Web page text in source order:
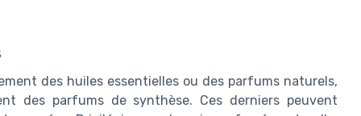
des huiles essentielles ou des parfums naturels,
des parfums de synthèse. Ces derniers peuvent